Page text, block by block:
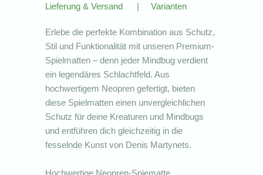
Lieferung & Versand | Varianten
Erlebe die perfekte Kombination aus Schutz,
Stil und Funktionalität mit unseren Premium-
Spielmatten – denn jeder Mindbug verdient
ein legendäres Schlachtfeld. Aus
hochwertigem Neopren gefertigt, bieten
diese Spielmatten einen unvergleichlichen
Schutz für deine Kreaturen und Mindbugs
und entführen dich gleichzeitig in die
fesselnde Kunst von Denis Martynets.
Hochwertige Neopren-Spiematte